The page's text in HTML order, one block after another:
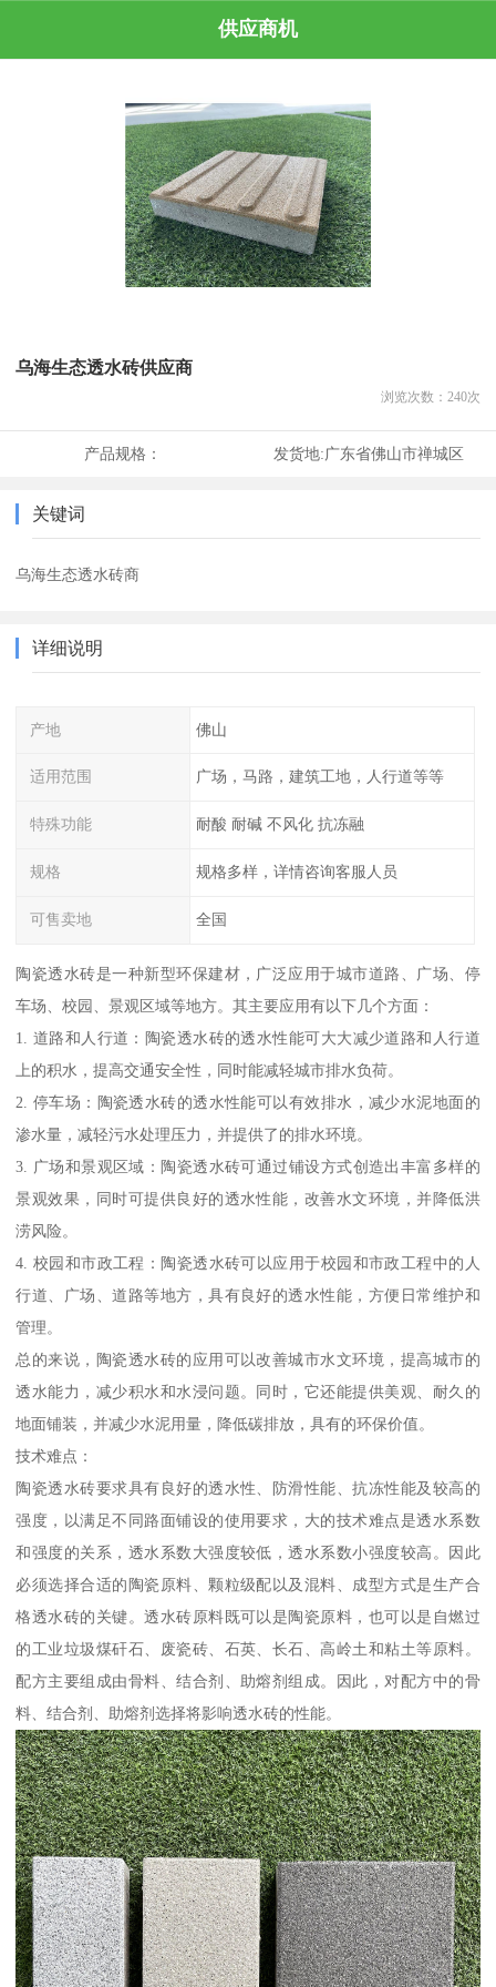
供应商机
乌海生态透水砖供应商
浏览次数： 240次
产品规格： 发货地:广东省佛山市禅城区
关键词
乌海生态透水砖商
详细说明
产地 佛山
适用范围 广场，马路，建筑工地，人行道等等
特殊功能 耐酸 耐碱 不风化 抗冻融
规格 规格多样，详情咨询客服人员
可售卖地 全国
陶瓷透水砖是一种新型环保建材，广泛应用于城市道路、广场、停
车场、校园、景观区域等地方。其主要应用有以下几个方面：
1. 道路和人行道：陶瓷透水砖的透水性能可大大减少道路和人行道
上的积水，提高交通安全性，同时能减轻城市排水负荷。
2. 停车场：陶瓷透水砖的透水性能可以有效排水，减少水泥地面的
渗水量，减轻污水处理压力，并提供了的排水环境。
3. 广场和景观区域：陶瓷透水砖可通过铺设方式创造出丰富多样的
景观效果，同时可提供良好的透水性能，改善水文环境，并降低洪
涝风险。
4. 校园和市政工程：陶瓷透水砖可以应用于校园和市政工程中的人
行道、广场、道路等地方，具有良好的透水性能，方便日常维护和
管理。
总的来说，陶瓷透水砖的应用可以改善城市水文环境，提高城市的
透水能力，减少积水和水浸问题。同时，它还能提供美观、耐久的
地面铺装，并减少水泥用量，降低碳排放，具有的环保价值。
技术难点：
陶瓷透水砖要求具有良好的透水性、防滑性能、抗冻性能及较高的
强度，以满足不同路面铺设的使用要求，大的技术难点是透水系数
和强度的关系，透水系数大强度较低，透水系数小强度较高。因此
必须选择合适的陶瓷原料、颗粒级配以及混料、成型方式是生产合
格透水砖的关键。透水砖原料既可以是陶瓷原料，也可以是自燃过
的工业垃圾煤矸石、废瓷砖、石英、长石、高岭土和粘土等原料。
配方主要组成由骨料、结合剂、助熔剂组成。因此，对配方中的骨
料、结合剂、助熔剂选择将影响透水砖的性能。